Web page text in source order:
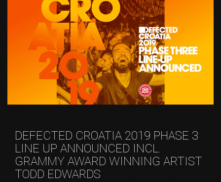
DEFECTED CROATIA 2019 PHASE 3
LINE UP ANNOUNCED INCL.
GRAMMY AWARD WINNING ARTIST
TODD EDWARDS